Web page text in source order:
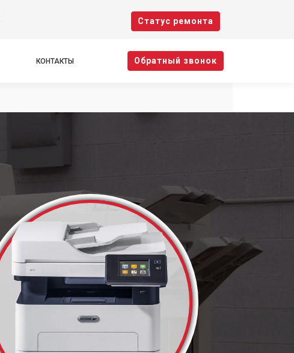
Cтатус ремонта
КОНТАКТЫ Oбратный звонок